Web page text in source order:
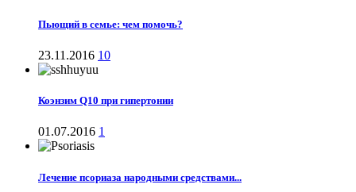
Пьющий в семье: чем помочь?
23.11.2016 10
Коэнзим Q10 при гипертонии
01.07.2016 1
Лечение псориаза народными средствами...